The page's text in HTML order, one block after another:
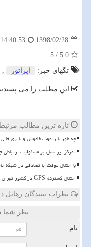
1398/02/28
14:40:53
5.0
/
5
تگهای خبر:
اپراتور ,
این مطلب را می
تازه ترین مطالب
چه طور با ریموت خاموش و باتری
تمرکز ایرانسل بر مسئولیت ارتباطی
با اختلال موقت یا تصادفی در شبکه
اختلال گسترده GPS در کشور تهران بیشتر از شهر های دیگر تحت الشعاع است
نظرات بینندگان
نظر شما
نام: